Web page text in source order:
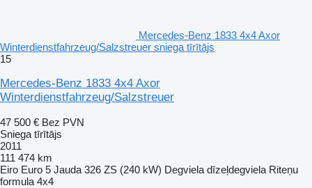
Mercedes-Benz 1833 4x4 Axor
Winterdienstfahrzeug/Salzstreuer sniega tīrītājs
15
Mercedes-Benz 1833 4x4 Axor
Winterdienstfahrzeug/Salzstreuer
47 500 € Bez PVN
Sniega tīrītājs
2011
111 474 km
Eiro Euro 5 Jauda 326 ZS (240 kW) Degviela dīzeļdegviela Riteņu
formula 4x4